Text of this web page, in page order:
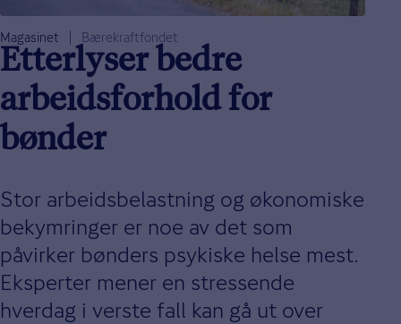
Magasinet Bærekraftfondet
Etterlyser bedre
arbeidsforhold for
bønder
Stor arbeidsbelastning og økonomiske
bekymringer er noe av det som
påvirker bønders psykiske helse mest.
Eksperter mener en stressende
hverdag i verste fall kan gå ut over